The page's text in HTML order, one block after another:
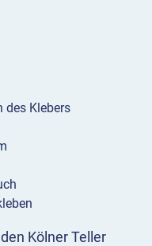
Kölner Teller
des Klebers